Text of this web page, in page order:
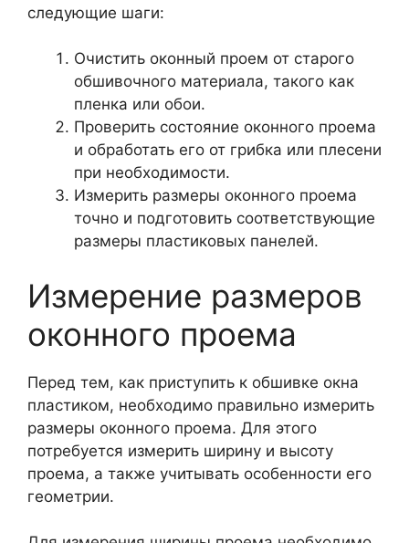
следующие шаги:
Очистить оконный проем от старого
обшивочного материала, такого как
пленка или обои.
Проверить состояние оконного проема
и обработать его от грибка или плесени
при необходимости.
Измерить размеры оконного проема
точно и подготовить соответствующие
размеры пластиковых панелей.
Измерение размеров
оконного проема
Перед тем, как приступить к обшивке окна
пластиком, необходимо правильно измерить
размеры оконного проема. Для этого
потребуется измерить ширину и высоту
проема, а также учитывать особенности его
геометрии.